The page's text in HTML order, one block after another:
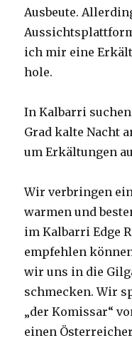
Ausbeute.
ich mir eine
hole.
In Kalbarri
Grad kalte Nacht
um Erkältungen
Wir verbringen
warmen und
im Kalbarri Edge
empfehlen
wir uns in die
schmecken. Wir
„der Komissar“
einen